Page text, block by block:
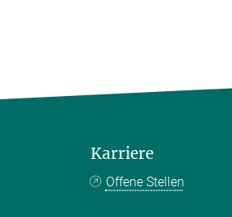
Karriere
Offene Stellen